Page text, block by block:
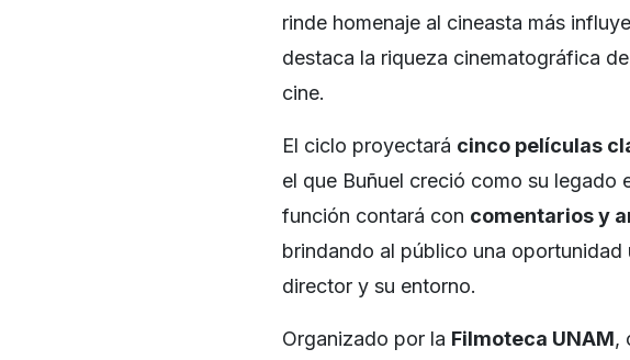
rinde homenaje al cineasta más
destaca la riqueza cinematográfica
cine.
El ciclo proyectará cinco películas
el que Buñuel creció como su legado
función contará con comentarios y
brindando al público una
director y su entorno.
Organizado por la Filmoteca UNAM,